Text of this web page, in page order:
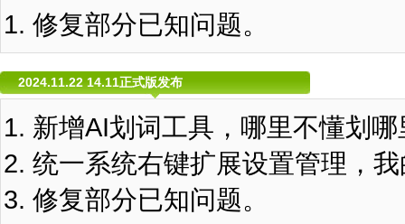
修复部分已知问题。
2024.11.22 14.11正式版发布
新增AI划词工具，哪里不懂划
统一系统右键扩展设置管理，
修复部分已知问题。